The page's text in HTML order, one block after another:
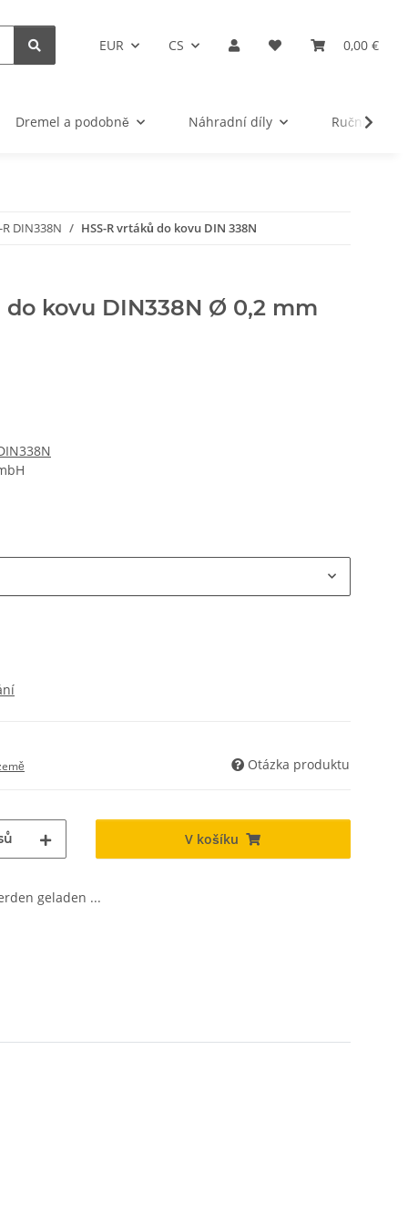
EUR CS 0,00 €
Dremel a podobně Náhradní díly Ruční nářadí
DIN338N HSS-R vrtáků do kovu DIN 338N
do kovu DIN338N Ø 0,2 mm
Otázka produktu
V košíku
geladen ...